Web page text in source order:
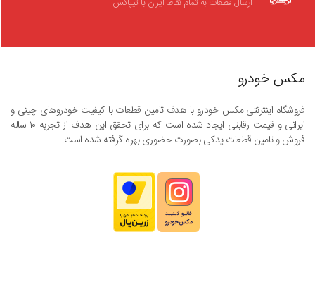
مکس خودرو
فروشگاه اینترنتی مکس خودرو با هدف تامین قطعات با کیفیت خودروهای چینی و
ایرانی و قیمت رقابتی ایجاد شده است که برای تحقق این هدف از تجربه ۱۰ ساله
فروش و تامین قطعات یدکی بصورت حضوری بهره گرفته شده است.